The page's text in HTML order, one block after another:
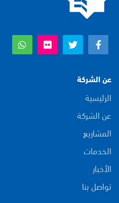
عن الشركة
الرئيسية
عن الشركة
المشاريع
الخدمات
الأخبار
تواصل بنا